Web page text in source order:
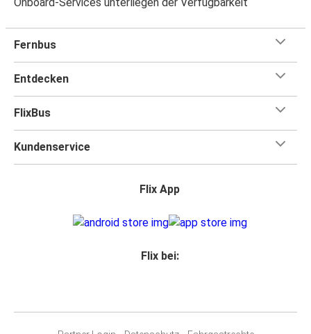
Fernbus
Entdecken
FlixBus
Kundenservice
Flix App
Flix bei: